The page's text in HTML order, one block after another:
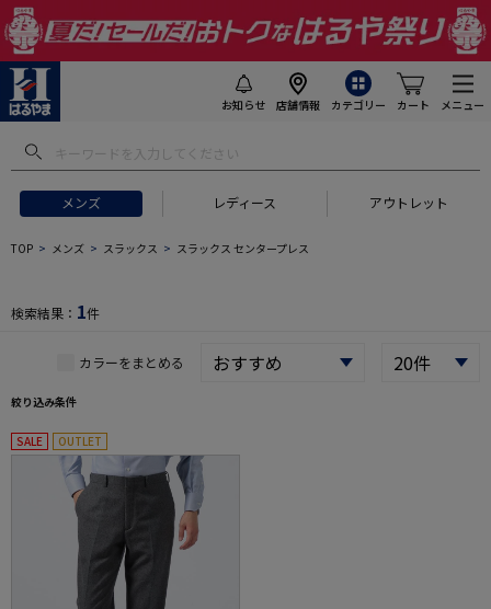
お知らせ 店舗情報 カテゴリー カート メニュー
メンズ レディース アウトレット
フトにおすすめ #セットアップ スーツ
TOP メンズ スラックス スラックス センタープレス
検索結果： 1件
カラーをまとめる
絞り込み条件
SALE OUTLET